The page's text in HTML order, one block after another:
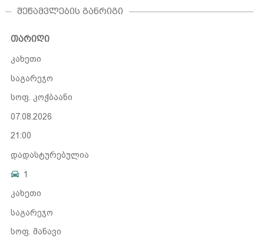
ᲨᲔᲬᲐᲛᲕᲚᲔᲑᲘᲡ ᲒᲐᲜᲠᲘᲒᲘ
თარიღი
კახეთი
საგარეჯო
სოფ. კოჭბაანი
07.08.2026
21:00
დადასტურებულია
1
კახეთი
საგარეჯო
სოფ. მანავი